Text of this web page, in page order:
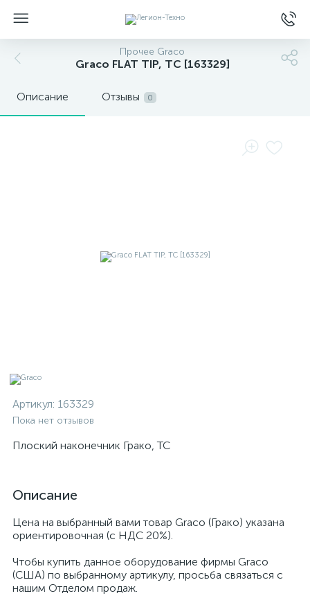
Прочее Graco
Graco FLAT TIP, TC [163329]
Описание Отзывы 0
Артикул: 163329
Пока нет отзывов
Плоский наконечник Грако, TC
Описание
Цена на выбранный вами товар Graco (Грако) указана
ориентировочная (с НДС 20%).
Чтобы купить данное оборудование фирмы Graco
(США) по выбранному артикулу, просьба связаться с
нашим Отделом продаж.